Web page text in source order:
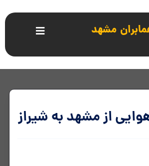
مشهد
از مشهد به شیراز